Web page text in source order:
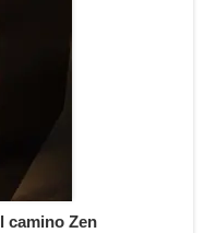
camino Zen